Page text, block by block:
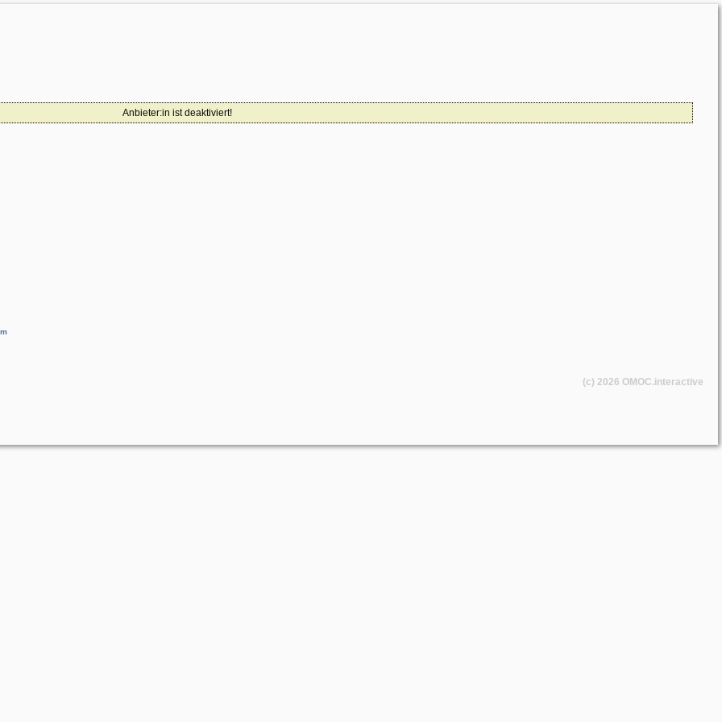
Anbieter:in ist deaktiviert!
(c) 2026 OMOC.interactive